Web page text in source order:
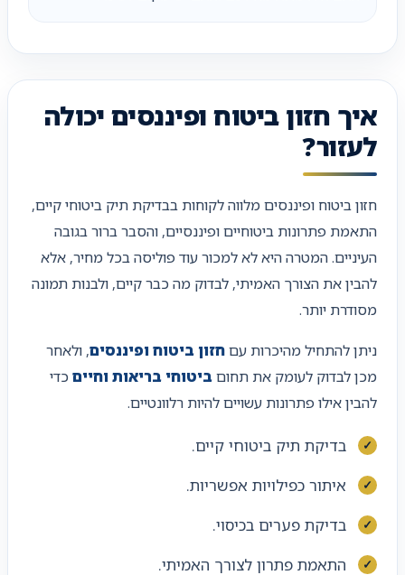
איך חזון ביטוח ופיננסים יכולה
לעזור?
חזון ביטוח ופיננסים מלווה לקוחות בבדיקת תיק ביטוחי קיים,
התאמת פתרונות ביטוחיים ופיננסיים, והסבר ברור בגובה
העיניים. המטרה היא לא למכור עוד פוליסה בכל מחיר, אלא
להבין את הצורך האמיתי, לבדוק מה כבר קיים, ולבנות תמונה
מסודרת יותר.
ניתן להתחיל מהיכרות עםחזון ביטוח ופיננסים, ולאחר
מכן לבדוק לעומק את תחוםביטוחי בריאות וחייםכדי
להבין אילו פתרונות עשויים להיות רלוונטיים.
בדיקת תיק ביטוחי קיים.
איתור כפילויות אפשריות.
בדיקת פערים בכיסוי.
התאמת פתרון לצורך האמיתי.